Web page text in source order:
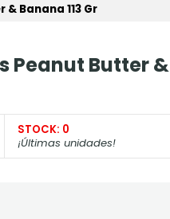
Banana 113 Gr
Peanut Butter &
STOCK: 0
¡Últimas unidades!